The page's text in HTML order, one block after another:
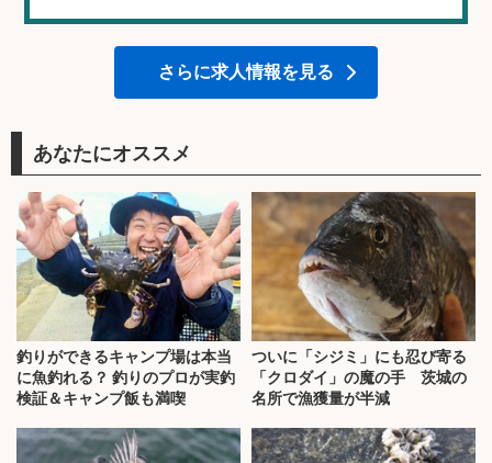
さらに求人情報を見る
あなたにオススメ
釣りができるキャンプ場は本当
に魚釣れる？ 釣りのプロが実釣
検証＆キャンプ飯も満喫
ついに「シジミ」にも忍び寄る
「クロダイ」の魔の手 茨城の
名所で漁獲量が半減